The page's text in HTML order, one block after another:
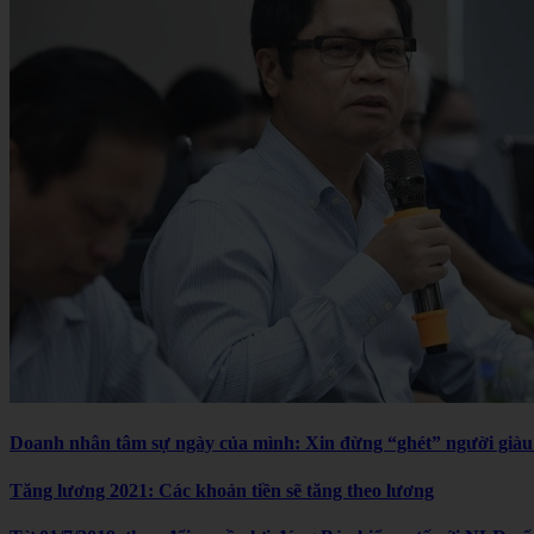
Doanh nhân tâm sự ngày của mình: Xin đừng “ghét” người
Tăng lương 2021: Các khoản tiền sẽ tăng theo lương